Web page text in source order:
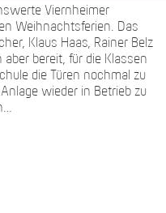
Viernheimer
Weihnachtsferien. Das
Klaus Haas, Rainer Belz
bereit, für die Klassen
die Türen nochmal zu
wieder in Betrieb zu